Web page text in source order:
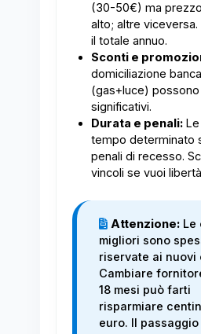
(30-50€) ma
alto; altre viceversa.
il totale annuo.
Sconti e
domiciliazione
(gas+luce)
significativi.
Durata e penali:Le
tempo determinato
penali di recesso.
vincoli se vuoi
Attenzione:Le
migliori sono
riservate ai nuovi
Cambiare
18 mesi può farti
risparmiare
euro. Il